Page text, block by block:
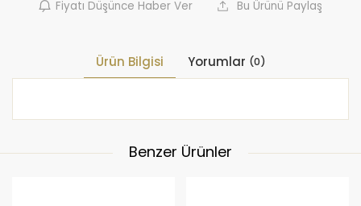
Fiyatı Düşünce Haber Ver Bu Ürünü Paylaş
Ürün Bilgisi Yorumlar (0)
Benzer Ürünler